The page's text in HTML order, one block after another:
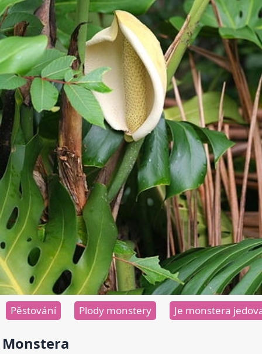
Pěstování Plody monstery Je monstera
Monstera